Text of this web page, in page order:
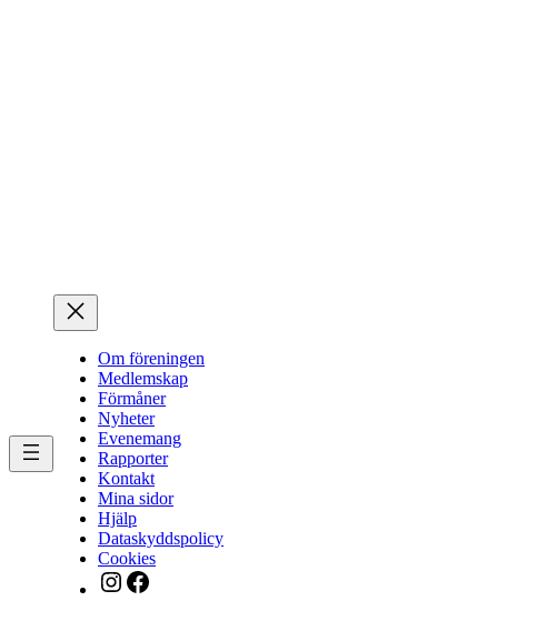
Om föreningen
Medlemskap
Förmåner
Nyheter
Evenemang
Rapporter
Kontakt
Mina sidor
Hjälp
Dataskyddspolicy
Cookies
Instagram
Facebook